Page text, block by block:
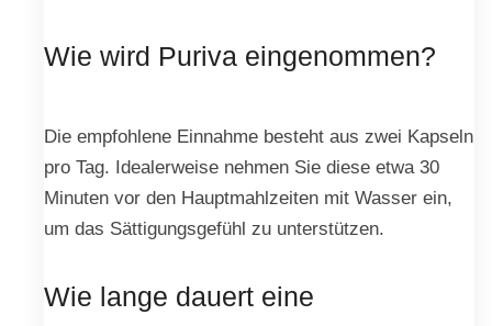
Wie wird Puriva eingenommen?
Die empfohlene Einnahme besteht aus zwei Kapseln
pro Tag. Idealerweise nehmen Sie diese etwa 30
Minuten vor den Hauptmahlzeiten mit Wasser ein,
um das Sättigungsgefühl zu unterstützen.
Wie lange dauert eine